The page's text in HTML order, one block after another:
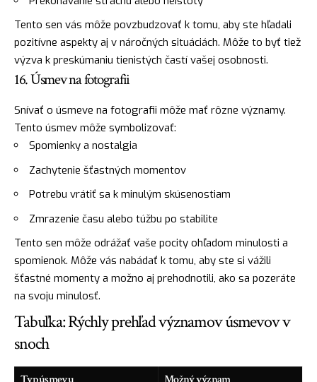
Tento sen vás môže povzbudzovať k tomu, aby ste hľadali
pozitívne aspekty aj v náročných situáciách. Môže to byť tiež
výzva k preskúmaniu tienistých častí vašej osobnosti.
16. Úsmev na fotografii
Snívať o úsmeve na fotografii môže mať rôzne významy.
Tento úsmev môže symbolizovať:
Spomienky a nostalgia
Zachytenie šťastných momentov
Potrebu vrátiť sa k minulým skúsenostiam
Zmrazenie času alebo túžbu po stabilite
Tento sen môže odrážať vaše pocity ohľadom minulosti a
spomienok. Môže vás nabádať k tomu, aby ste si vážili
šťastné momenty a možno aj prehodnotili, ako sa pozeráte
na svoju minulosť.
Tabuľka: Rýchly prehľad významov úsmevov v
snoch